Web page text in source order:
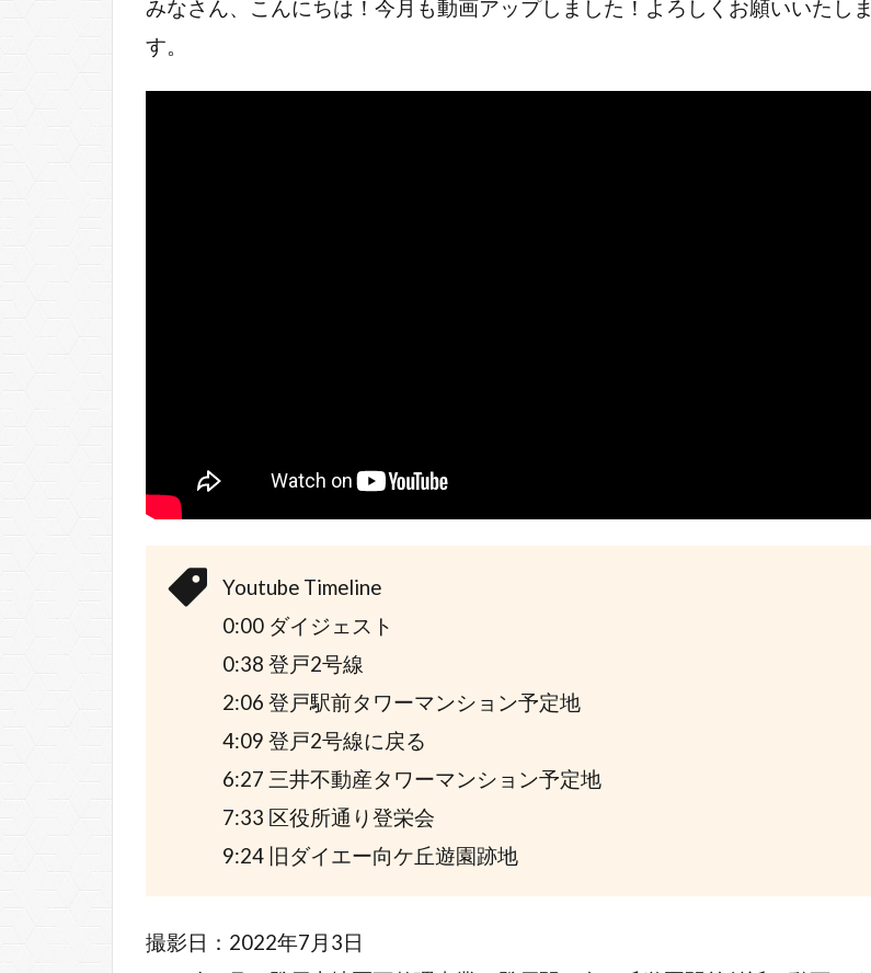
みなさん、こんにちは！今月も動画アップしました！よろしくお願いいたしま
す。
Youtube Timeline
0:00 ダイジェスト
0:38 登戸2号線
2:06 登戸駅前タワーマンション予定地
4:09 登戸2号線に戻る
6:27 三井不動産タワーマンション予定地
7:33 区役所通り登栄会
9:24 旧ダイエー向ケ丘遊園跡地
撮影日：2022年7月3日